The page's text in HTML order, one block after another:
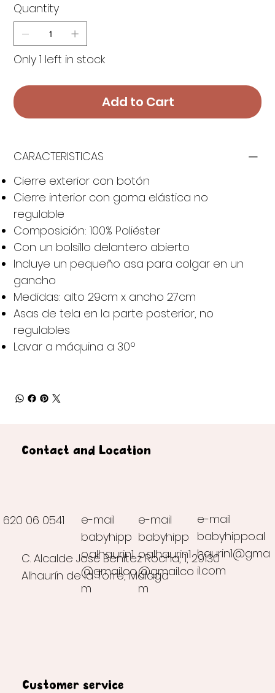
Quantity
Only 1 left in stock
Add to Cart
CARACTERISTICAS
Cierre exterior con botón
Cierre interior con goma elástica no
regulable
Composición: 100% Poliéster
Con un bolsillo delantero abierto
Incluye un pequeño asa para colgar en un
gancho
Medidas: alto 29cm x ancho 27cm
Asas de tela en la parte posterior, no
regulables
Lavar a máquina a 30º
e-mail
babyhipp
o.alhaurin1
@gmail.co
m
Contact and Location
620 06 0541
e-mail
babyhippo.al
haurin1@gma
il.com
C. Alcalde José Benítez Rocha, 1, 29130
Alhaurín de la Torre, Málaga
e-mail
babyhipp
o.alhaurin1
@gmail.co
m
Customer service